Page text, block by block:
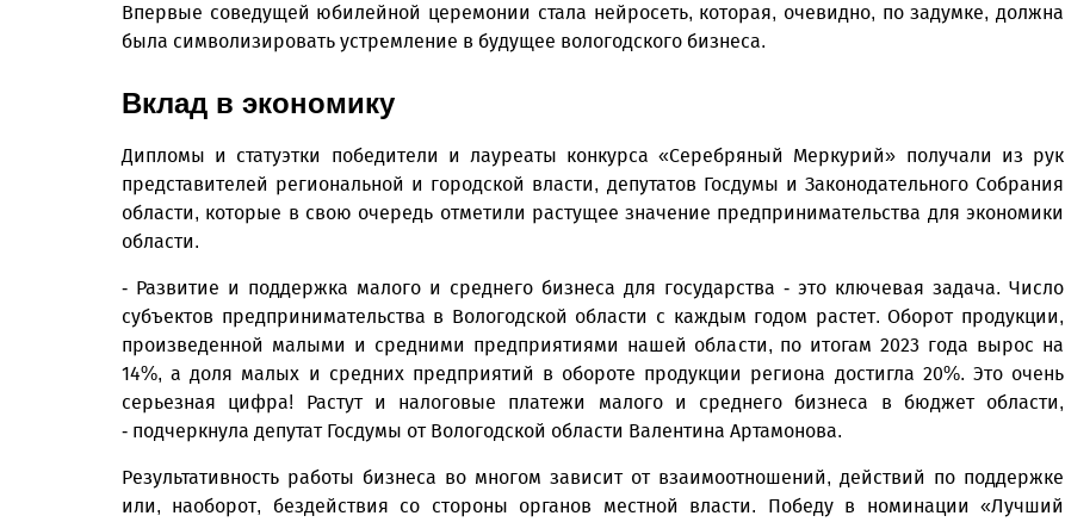
Впервые соведущей юбилейной церемонии стала нейросеть, которая, очевидно, по задумке, должна
была символизировать устремление в будущее вологодского бизнеса.
Вклад в экономику
Дипломы и статуэтки победители и лауреаты конкурса «Серебряный Меркурий» получали из рук
представителей региональной и городской власти, депутатов Госдумы и Законодательного Собрания
области, которые в свою очередь отметили растущее значение предпринимательства для экономики
области.
- Развитие и поддержка малого и среднего бизнеса для государства - это ключевая задача. Число
субъектов предпринимательства в Вологодской области с каждым годом растет. Оборот продукции,
произведенной малыми и средними предприятиями нашей области, по итогам 2023 года вырос на
14%, а доля малых и средних предприятий в обороте продукции региона достигла 20%. Это очень
серьезная цифра! Растут и налоговые платежи малого и среднего бизнеса в бюджет области,
- подчерк­нула депутат Госдумы от Вологодской области Валентина Артамонова.
Результативность работы бизнеса во многом зависит от взаимоотношений, действий по поддержке
или, наоборот, бездействия со стороны органов местной власти. Победу в номинации «Лучший